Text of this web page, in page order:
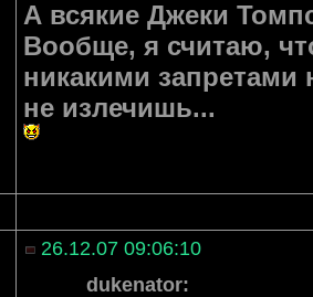
А всякие Джеки
Вообще, я считаю,
никакими запретами
не излечишь...
26.12.07 09:06:10
dukenator: